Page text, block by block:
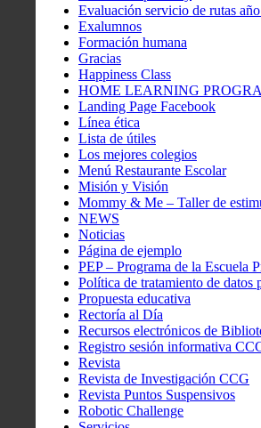
Evaluación servicio de rutas
Exalumnos
Formación humana
Gracias
Happiness Class
HOME LEARNING
Landing Page Facebook
Línea ética
Lista de útiles
Los mejores colegios
Menú Restaurante Escolar
Misión y Visión
Mommy & Me – Taller de
NEWS
Noticias
Página de ejemplo
PEP – Programa de la Escuela
Política de tratamiento de datos
Propuesta educativa
Rectoría al Día
Recursos electrónicos de
Registro sesión informativa
Revista
Revista de Investigación CCG
Revista Puntos Suspensivos
Robotic Challenge